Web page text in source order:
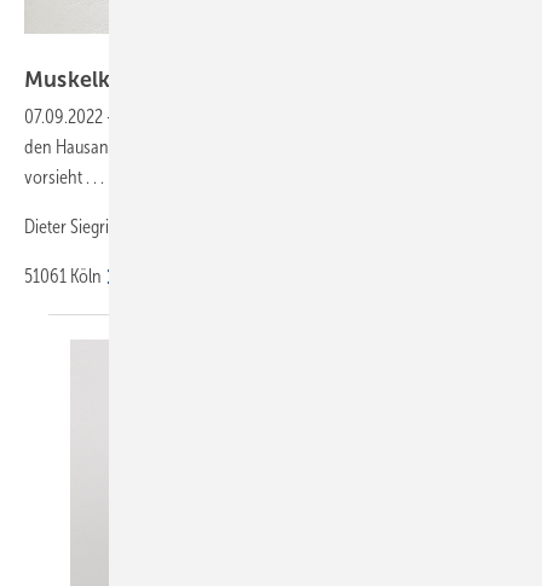
Muskelkater vom
07.09.2022 -
den Hausanschluss neu macht und den Zählerplatz an neuer Stelle
vorsieht . . .
Dieter Siegrist
51061 Köln